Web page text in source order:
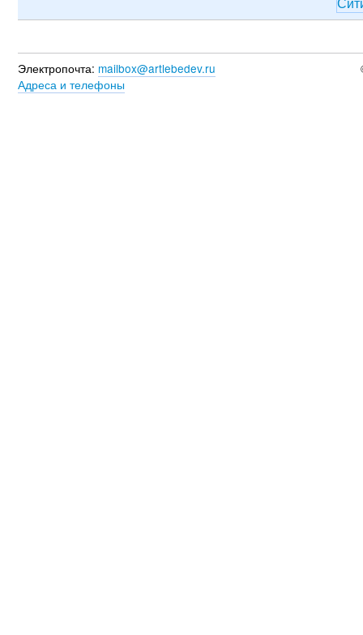
Электропочта: mailbox@artlebedev.ru
Адреса и телефоны